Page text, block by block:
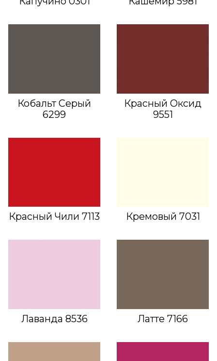
Кобальт Серый
6299
Красный Оксид
9551
Красный Чили 7113 Кремовый 7031
Лаванда 8536 Латте 7166